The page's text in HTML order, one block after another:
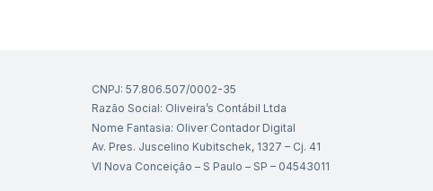
CNPJ: 57.806.507/0002-35
Razão Social: Oliveira’s Contábil Ltda
Nome Fantasia: Oliver Contador Digital
Av. Pres. Juscelino Kubitschek, 1327 – Cj. 41
Vl Nova Conceição – S Paulo – SP – 04543011